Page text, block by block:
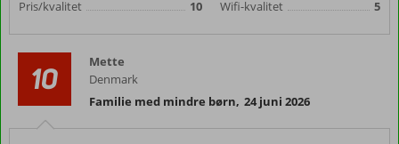
Pris/kvalitet
10
Wifi-kvalitet
5
10
Mette
Denmark
Familie med mindre børn, 24 juni 2026